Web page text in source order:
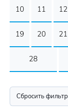
10 11 12
19 20 21
28
Сбросить фильтр